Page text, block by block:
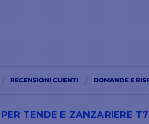
RECENSIONI CLIENTI DOMANDE E
TENDE E ZANZARIERE